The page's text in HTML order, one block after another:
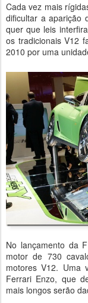
Cada vez mais
dificultar a aparição
quer que leis
os tradicionais V12
2010 por uma
No lançamento da
motor de 730
motores V12. Uma
Ferrari Enzo, que
mais longos serão